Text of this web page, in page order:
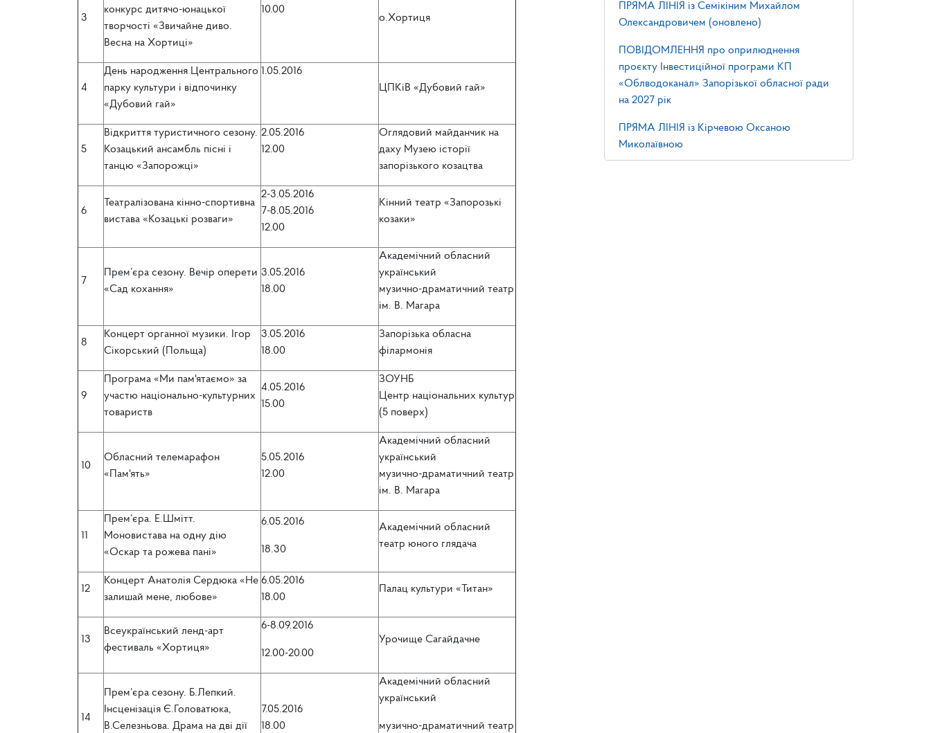
3
конкурс дитячо-юнацької
творчості «Звичайне диво.
Весна на Хортиці»
10.00
о.Хортиця
4
День народження Центрального
парку культури і відпочинку
«Дубовий гай»
1.05.2016
ЦПКіВ «Дубовий гай»
5
Відкриття туристичного сезону.
Козацький ансамбль пісні і
танцю «Запорожці»
2.05.2016
12.00
Оглядовий майданчик на
даху Музею історії
запорізького козацтва
6
Театралізована кінно-спортивна
вистава «Козацькі розваги»
2-3.05.2016
7-8.05.2016
12.00
Кінний театр «Запорозькі
козаки»
7
Прем’єра сезону. Вечір оперети
«Сад кохання»
3.05.2016
18.00
Академічний обласний
український
музично-драматичний театр
ім. В. Магара
8
Концерт органної музики. Ігор
Сікорський (Польща)
3.05.2016
18.00
Запорізька обласна
філармонія
9
Програма «Ми пам'ятаємо» за
участю національно-культурних
товариств
4.05.2016
15.00
ЗОУНБ
Центр національних культур
(5 поверх)
10
Обласний телемарафон
«Пам'ять»
5.05.2016
12.00
Академічний обласний
український
музично-драматичний театр
ім. В. Магара
11
Прем’єра. Е.Шмітт.
Моновистава на одну дію
«Оскар та рожева пані»
6.05.2016
18.30
Академічний обласний
театр юного глядача
12
Концерт Анатолія Сердюка «Не
залишай мене, любове»
6.05.2016
18.00
Палац культури «Титан»
13
Всеукраїнський ленд-арт
фестиваль «Хортиця»
6-8.09.2016
12.00-20.00
Урочище Сагайдачне
14
Прем’єра сезону. Б.Лепкий.
Інсценізація Є.Головатюка,
В.Селезньова. Драма на дві дії
7.05.2016
18.00
Академічний обласний
український
музично-драматичний театр
ПРЯМА ЛІНІЯ із Семікіним Михайлом
Олександровичем (оновлено)
ПОВІДОМЛЕННЯ про оприлюднення
проєкту Інвестиційної програми КП
«Облводоканал» Запорізької обласної ради
на 2027 рік
ПРЯМА ЛІНІЯ із Кірчевою Оксаною
Миколаївною